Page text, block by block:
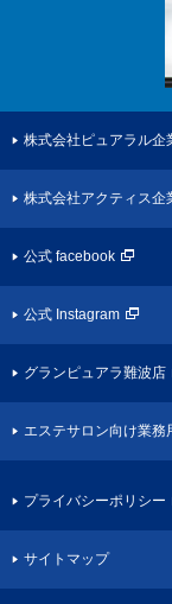
株式会社ピュアラル企
株式会社アクティス企
公式 facebook
公式 Instagram
グランピュアラ難波店
エステサロン向け業務
プライバシーポリシー
サイトマップ